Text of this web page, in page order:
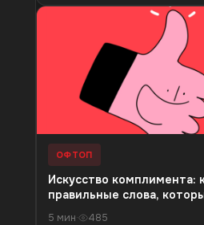
ОФТОП
Искусство комплимента:
правильные слова,
5 мин· 485